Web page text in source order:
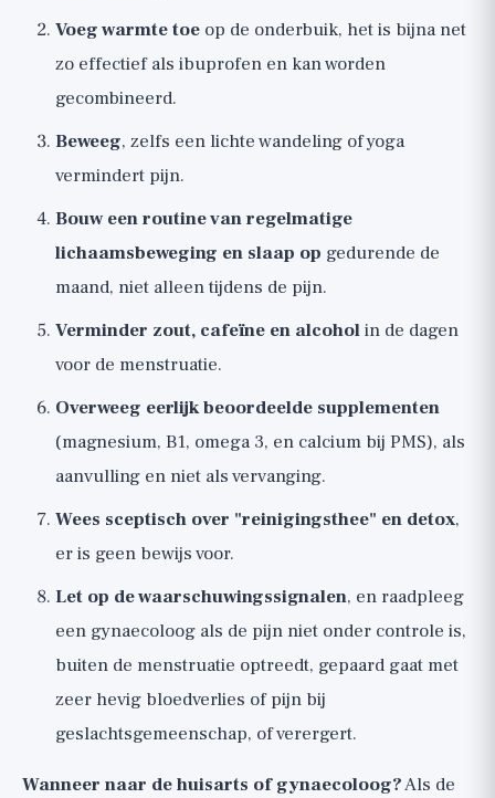
Voeg warmte toe op de onderbuik, het is bijna net
zo effectief als ibuprofen en kan worden
gecombineerd.
Beweeg, zelfs een lichte wandeling of yoga
vermindert pijn.
Bouw een routine van regelmatige
lichaamsbeweging en slaap op gedurende de
maand, niet alleen tijdens de pijn.
Verminder zout, cafeïne en alcoholin de dagen
voor de menstruatie.
Overweeg eerlijk beoordeelde supplementen
(magnesium, B1, omega 3, en calcium bij PMS), als
aanvulling en niet als vervanging.
Wees sceptisch over "reinigingsthee" en detox,
er is geen bewijs voor.
Let op de waarschuwingssignalen, en raadpleeg
een gynaecoloog als de pijn niet onder controle is,
buiten de menstruatie optreedt, gepaard gaat met
zeer hevig bloedverlies of pijn bij
geslachtsgemeenschap, of verergert.
Wanneer naar de huisarts of gynaecoloog?Als de